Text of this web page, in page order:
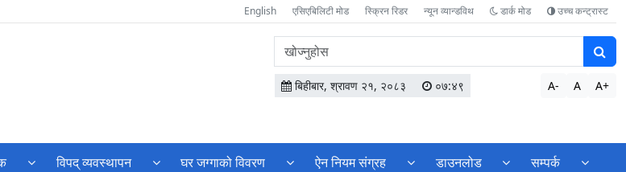
English एसिएबिलिटी मोड स्क्रिन रिडर न्यून व्यान्डविथ डार्क मोड उच्च कन्ट्रास्ट
वेबसाइटमा
सामग्री
खोज्नुहोस
बिहीबार, श्रावण २१, २०८३ ०७:४९ A- A A+
विपद् व्यवस्थापन घर जग्गाको विवरण ऐन नियम संग्रह डाउनलोड सम्पर्क